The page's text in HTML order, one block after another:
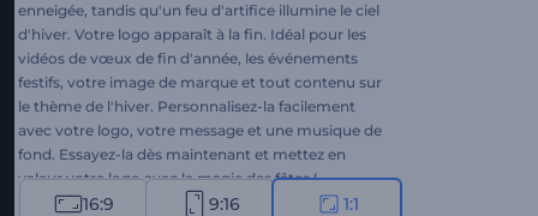
enneigée, tandis qu'un feu d'artifice illumine le ciel
d'hiver. Votre logo apparaît à la fin. Idéal pour les
vidéos de vœux de fin d'année, les événements
festifs, votre image de marque et tout contenu sur
le thème de l'hiver. Personnalisez-la facilement
avec votre logo, votre message et une musique de
fond. Essayez-la dès maintenant et mettez en
valeur votre logo avec la magie des fêtes !
16:9 9:16 1:1